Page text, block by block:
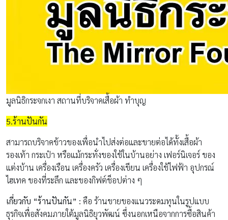
มูลนิธิกระจกเงา สถานที่บริจาคเสื้อผ้า ทำบุญ
5.ร้านปันกัน
สามารถบริจาคข้าวของเพื่อนำไปส่งต่อและขายต่อได้ทั้งเสื้อผ้า
รองเท้า กระเป๋า หรือแม้กระทั่งของใช้ในบ้านอย่าง เฟอร์นิเจอร์ ของ
แต่งบ้าน เครื่องเรือน เครื่องครัว เครื่องเขียน เครื่องใช้ไฟฟ้า อุปกรณ์
ไฮเทค ของที่ระลึก และของกิฟต์ช็อปต่าง ๆ
เกี่ยวกับ “ร้านปันกัน” : คือ ร้านขายของแนวระดมทุนในรูปแบบ
ธุรกิจเพื่อสังคมภายใต้มูลนิธิยุวพัฒน์ ซึ่งนอกเหนือจากการซื้อสินค้า